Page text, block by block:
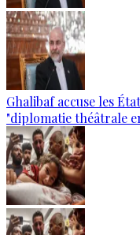
Ghalibaf accuse les
"diplomatie théâtrale